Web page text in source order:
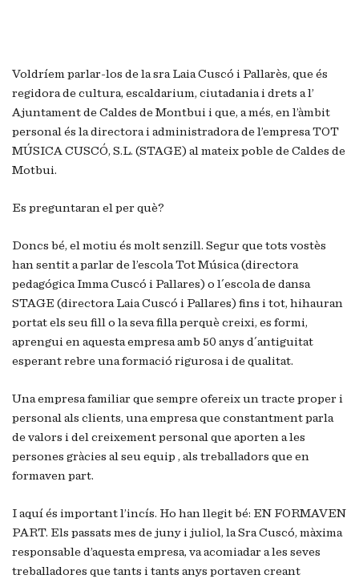
Voldríem parlar-los de la sra Laia Cuscó i Pallarès, que és
regidora de cultura, escaldarium, ciutadania i drets a l’
Ajuntament de Caldes de Montbui i que, a més, en l’àmbit
personal és la directora i administradora de l’empresa TOT
MÚSICA CUSCÓ, S.L. (STAGE) al mateix poble de Caldes de
Motbui.
Es preguntaran el per què?
Doncs bé, el motiu és molt senzill. Segur que tots vostès
han sentit a parlar de l’escola Tot Música (directora
pedagógica Imma Cuscó i Pallares) o l´escola de dansa
STAGE (directora Laia Cuscó i Pallares) fins i tot, hihauran
portat els seu fill o la seva filla perquè creixi, es formi,
aprengui en aquesta empresa amb 50 anys d´antiguitat
esperant rebre una formació rigurosa i de qualitat.
Una empresa familiar que sempre ofereix un tracte proper i
personal als clients, una empresa que constantment parla
de valors i del creixement personal que aporten a les
persones gràcies al seu equip , als treballadors que en
formaven part.
I aquí és important l’incís. Ho han llegit bé: EN FORMAVEN
PART. Els passats mes de juny i juliol, la Sra Cuscó, màxima
responsable d’aquesta empresa, va acomiadar a les seves
treballadores que tants i tants anys portaven creant